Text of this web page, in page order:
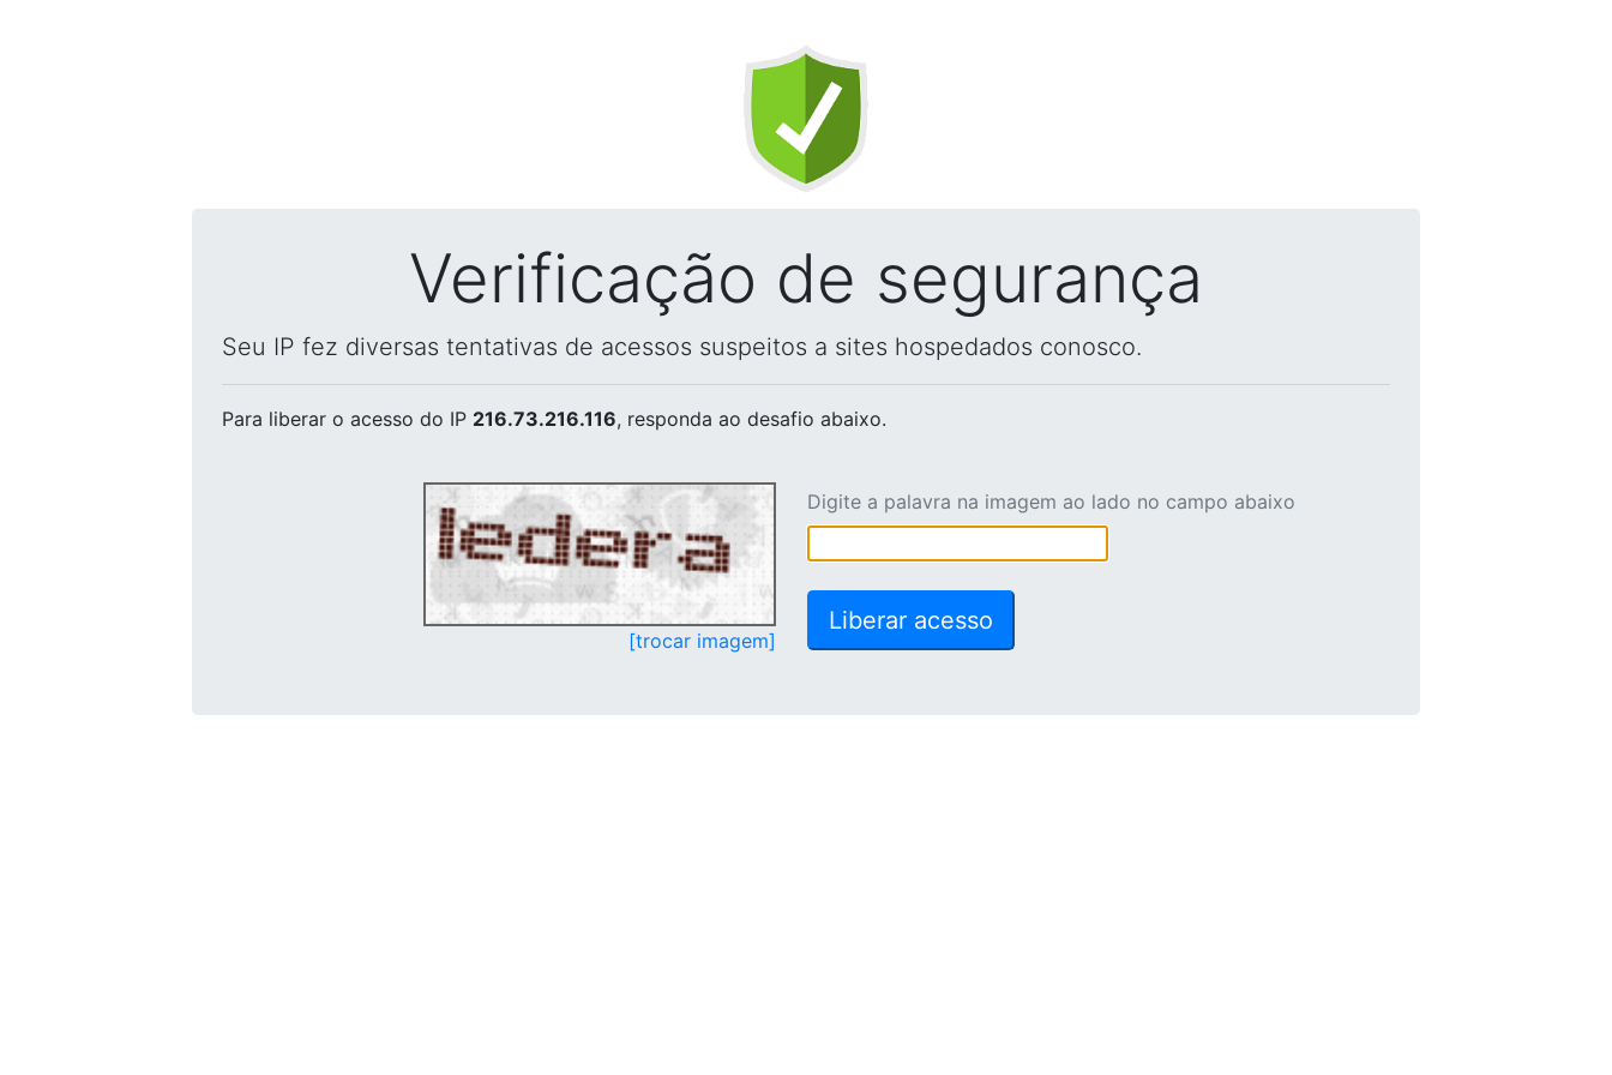
Verificação de segurança
Seu IP fez diversas tentativas de acessos suspeitos a sites hospedados conosco.
Para liberar o acesso do IP 216.73.216.116, responda ao desafio abaixo.
[trocar imagem]
Digite a palavra na imagem ao lado no campo abaixo